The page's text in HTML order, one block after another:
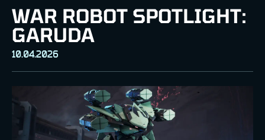
WAR ROBOT SPOTLIGHT:
GARUDA
10.04.2026